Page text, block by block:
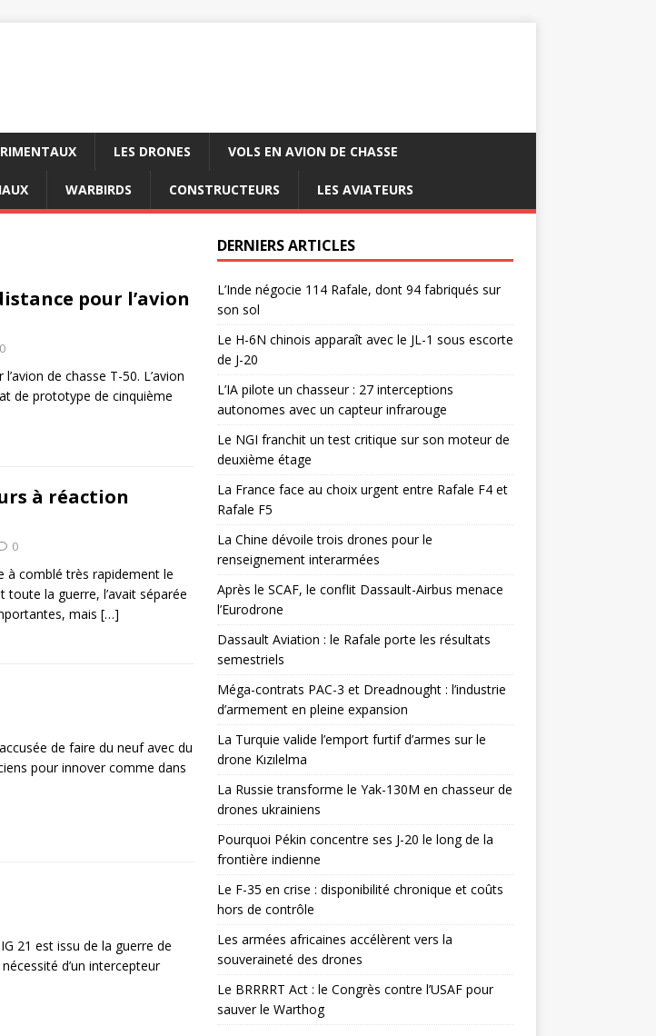
LES DRONES VOLS EN AVION DE CHASSE
WARBIRDS CONSTRUCTEURS LES AVIATEURS
pour l’avion
0
de chasse T-50. L’avion
de prototype de cinquième
à réaction
0
à comblé très rapidement le
la guerre, l’avait séparée
mais […]
de faire du neuf avec du
pour innover comme dans
21 est issu de la guerre de
d’un intercepteur
DERNIERS ARTICLES
L’Inde négocie 114 Rafale, dont 94 fabriqués sur
son sol
Le H-6N chinois apparaît avec le JL-1 sous escorte
de J-20
L’IA pilote un chasseur : 27 interceptions
autonomes avec un capteur infrarouge
Le NGI franchit un test critique sur son moteur de
deuxième étage
La France face au choix urgent entre Rafale F4 et
Rafale F5
La Chine dévoile trois drones pour le
renseignement interarmées
Après le SCAF, le conflit Dassault-Airbus menace
l’Eurodrone
Dassault Aviation : le Rafale porte les résultats
semestriels
Méga-contrats PAC-3 et Dreadnought : l’industrie
d’armement en pleine expansion
La Turquie valide l’emport furtif d’armes sur le
drone Kızılelma
La Russie transforme le Yak-130M en chasseur de
drones ukrainiens
Pourquoi Pékin concentre ses J-20 le long de la
frontière indienne
Le F-35 en crise : disponibilité chronique et coûts
hors de contrôle
Les armées africaines accélèrent vers la
souveraineté des drones
Le BRRRRT Act : le Congrès contre l’USAF pour
sauver le Warthog